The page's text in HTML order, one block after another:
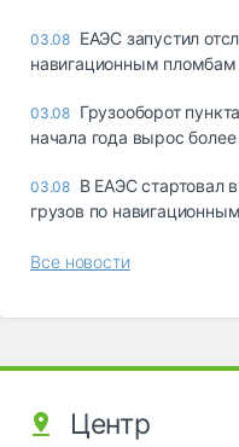
03.08 ЕАЭС запустил
навигационным пломбам
03.08 Грузооборот
начала года вырос
03.08 В ЕАЭС стартовал
грузов по
Все новости
Центр